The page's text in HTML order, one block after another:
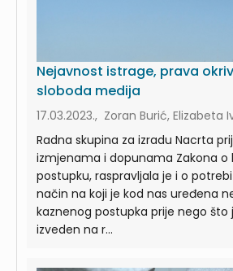
Nejavnost istrage, prava
sloboda medija
17.03.2023., Zoran Burić, Elizabeta
Radna skupina za izradu Nacrta
izmjenama i dopunama Zakona o
postupku, raspravljala je i o
način na koji je kod nas uređena
kaznenog postupka prije nego što
izveden na r...